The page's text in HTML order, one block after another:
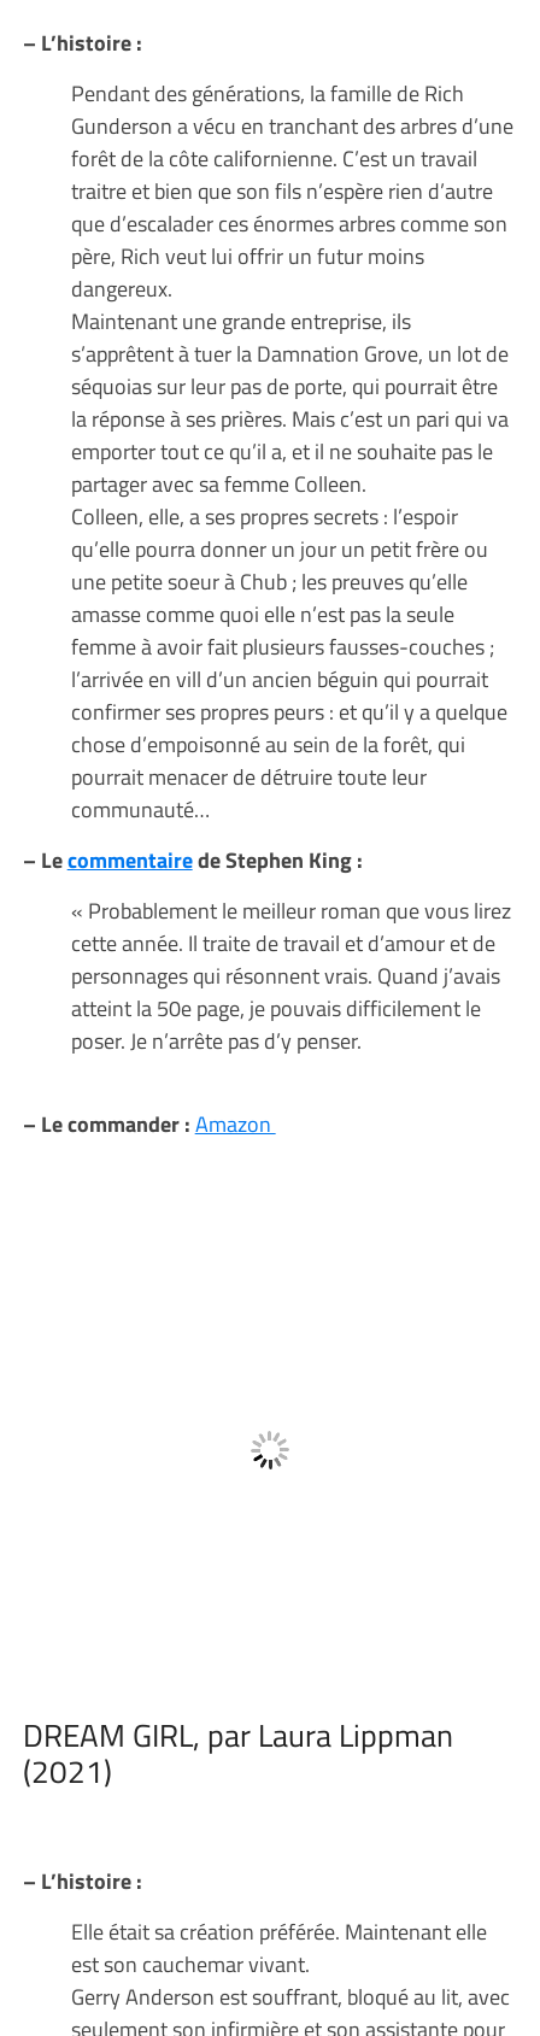
– L’histoire :
Pendant des générations, la famille de Rich
Gunderson a vécu en tranchant des arbres d’une
forêt de la côte californienne. C’est un travail
traitre et bien que son fils n’espère rien d’autre
que d’escalader ces énormes arbres comme son
père, Rich veut lui offrir un futur moins
dangereux.
Maintenant une grande entreprise, ils
s’apprêtent à tuer la Damnation Grove, un lot de
séquoias sur leur pas de porte, qui pourrait être
la réponse à ses prières. Mais c’est un pari qui va
emporter tout ce qu’il a, et il ne souhaite pas le
partager avec sa femme Colleen.
Colleen, elle, a ses propres secrets : l’espoir
qu’elle pourra donner un jour un petit frère ou
une petite soeur à Chub ; les preuves qu’elle
amasse comme quoi elle n’est pas la seule
femme à avoir fait plusieurs fausses-couches ;
l’arrivée en vill d’un ancien béguin qui pourrait
confirmer ses propres peurs : et qu’il y a quelque
chose d’empoisonné au sein de la forêt, qui
pourrait menacer de détruire toute leur
communauté…
– Lecommentairede Stephen King :
« Probablement le meilleur roman que vous lirez
cette année. Il traite de travail et d’amour et de
personnages qui résonnent vrais. Quand j’avais
atteint la 50e page, je pouvais difficilement le
poser. Je n’arrête pas d’y penser.
– Le commander :Amazon
DREAM GIRL, par Laura Lippman
(2021)
– L’histoire :
Elle était sa création préférée. Maintenant elle
est son cauchemar vivant.
Gerry Anderson est souffrant, bloqué au lit, avec
seulement son infirmière et son assistante pour